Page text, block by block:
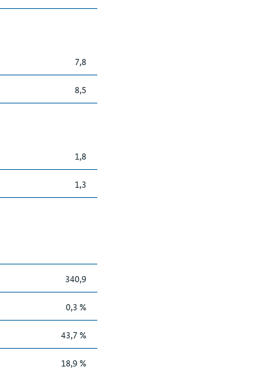
7,8
8,5
1,8
1,3
340,9
0,3 %
43,7 %
18,9 %